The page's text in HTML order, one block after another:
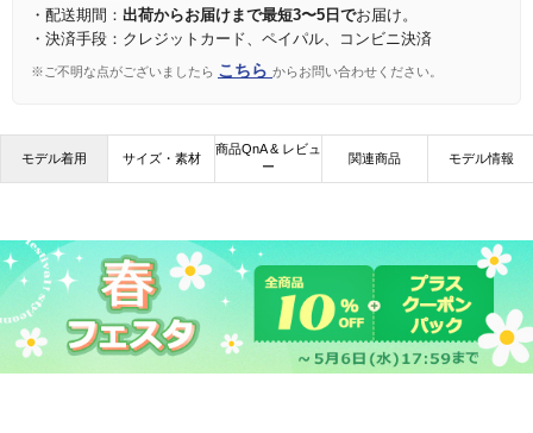
・配送期間： 出荷からお届けまで最短3〜5日でお届け。
・決済手段：クレジットカード、ペイパル、コンビニ決済
※ご不明な点がございましたら こちら からお問い合わせください。
モデル着用 サイズ・素材
商品QnA & レビュ
ー
関連商品 モデル情報